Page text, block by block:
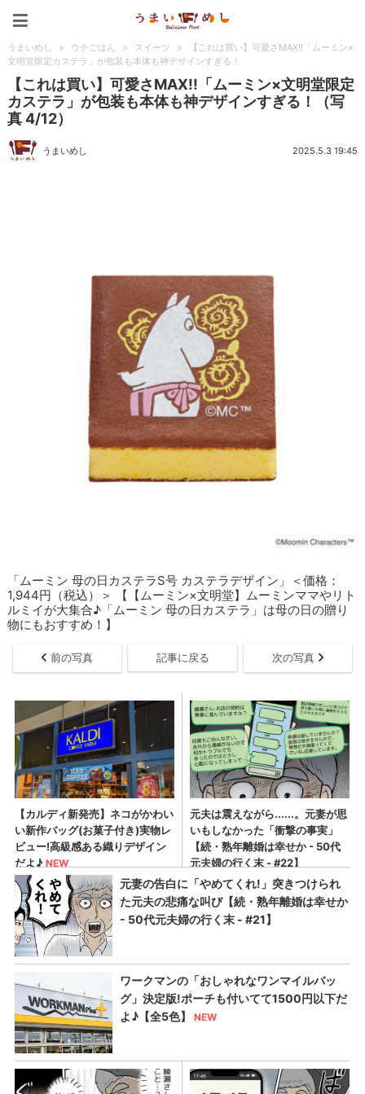
うまいめし > ウチごはん > スイーツ >
【これは買い】可愛さMAX!!「ムーミン×
文明堂限定カステラ」が包装も本体も神デザインすぎる！
【これは買い】可愛さMAX!!「ムーミン×文明堂限定
カステラ」が包装も本体も神デザインすぎる！（写
真 4/12）
うまいめし 2025.5.3 19:45
「ムーミン 母の日カステラS号 カステラデザイン」＜価格：
1,944円（税込）＞ 【【ムーミン×文明堂】ムーミンママやリト
ルミイが大集合♪「ムーミン 母の日カステラ」は母の日の贈り
物にもおすすめ！】
前の写真 記事に戻る 次の写真